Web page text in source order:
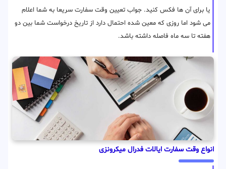
یا برای آن ها فکس کنید. جواب تعیین وقت سفارت سریعا به شما اعلام
می شود اما روزی که معین شده احتمال دارد از تاریخ درخواست شما بین دو
هفته تا سه ماه فاصله داشته باشد.
انواع وقت سفارت ایالات فدرال میکرونزی